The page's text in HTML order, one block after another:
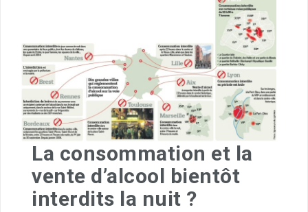
La consommation et la
vente d’alcool bientôt
interdits la nuit ?